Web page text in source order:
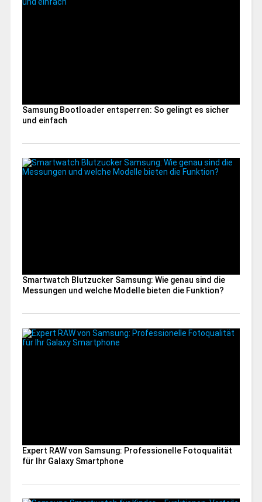
Samsung Bootloader entsperren: So gelingt es sicher
und einfach
Smartwatch Blutzucker Samsung: Wie genau sind die
Messungen und welche Modelle bieten die Funktion?
Expert RAW von Samsung: Professionelle Fotoqualität
für Ihr Galaxy Smartphone